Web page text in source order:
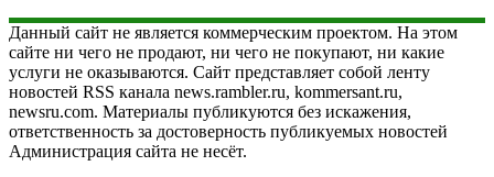
Данный сайт не является коммерческим проектом. На этом
сайте ни чего не продают, ни чего не покупают, ни какие
услуги не оказываются. Сайт представляет собой ленту
новостей RSS канала news.rambler.ru, kommersant.ru,
newsru.com. Материалы публикуются без искажения,
ответственность за достоверность публикуемых новостей
Администрация сайта не несёт.